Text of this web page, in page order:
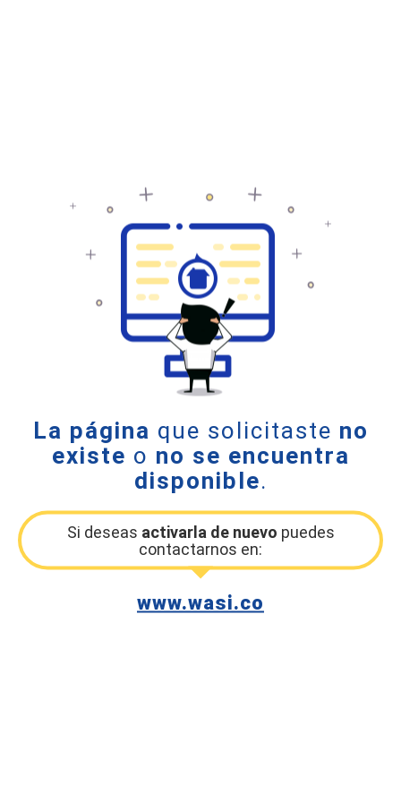
La página que solicitaste no
existe o no se encuentra
disponible.
Si deseas activarla de nuevo puedes
contactarnos en:
www.wasi.co